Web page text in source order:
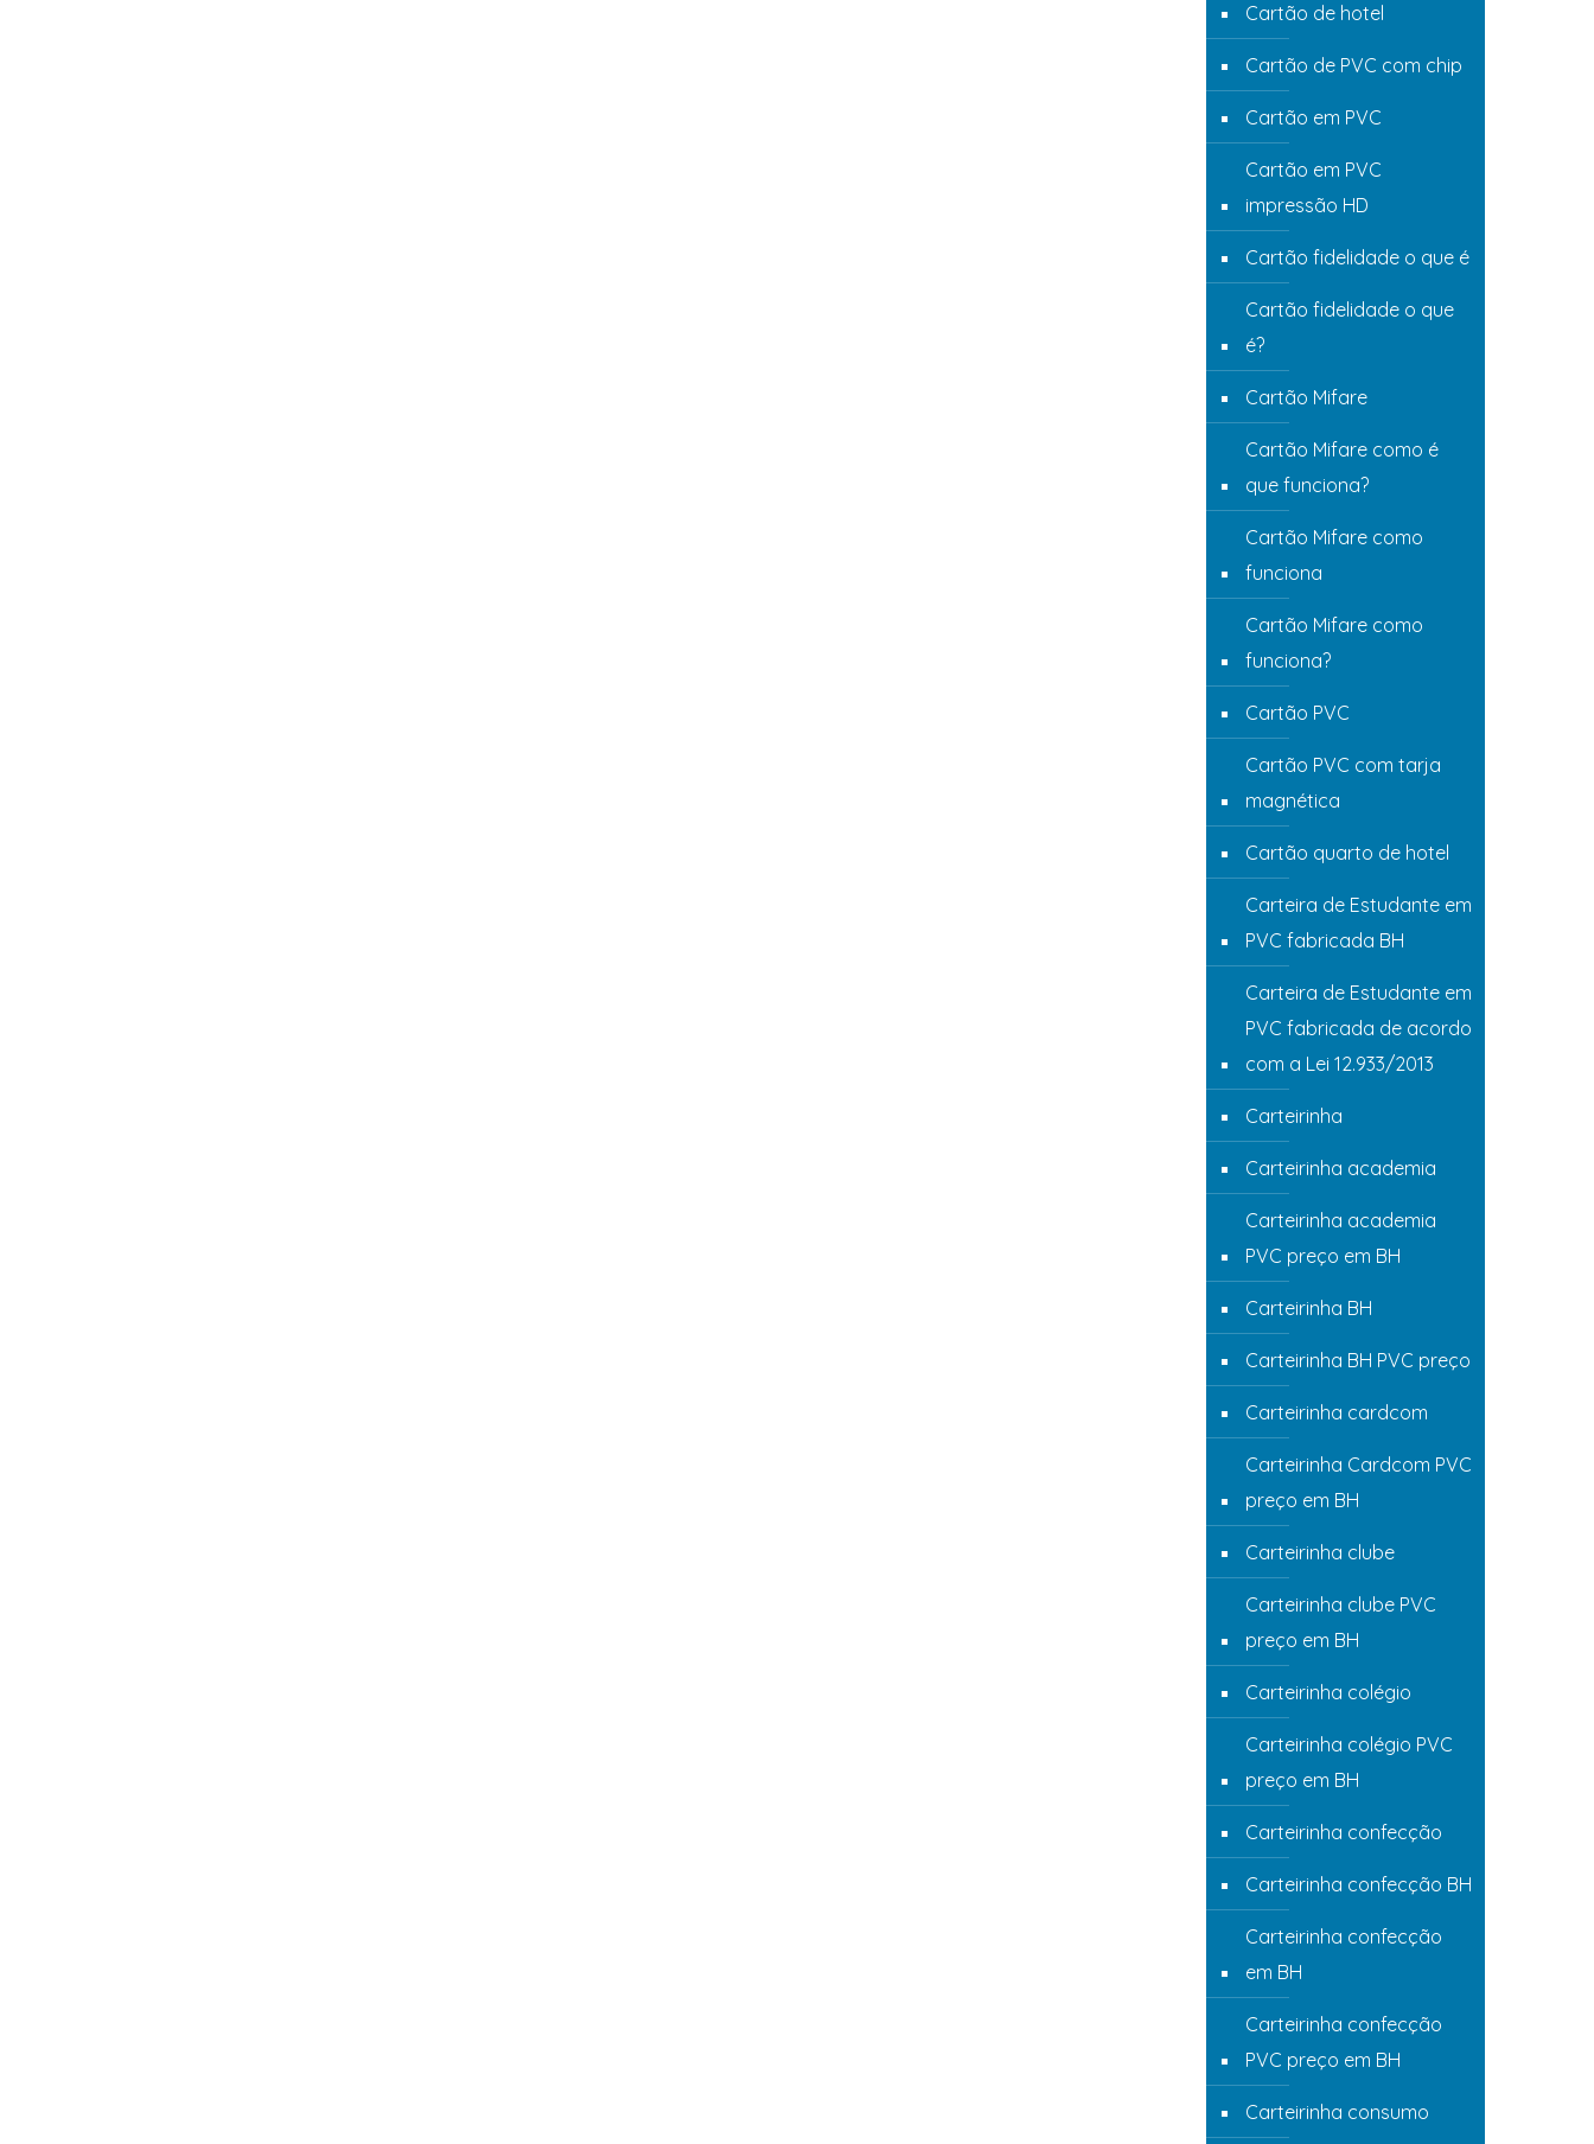
Cartão de hotel
Cartão de PVC com chip
Cartão em PVC
Cartão em PVC
impressão HD
Cartão fidelidade o que é
Cartão fidelidade o que
é?
Cartão Mifare
Cartão Mifare como é
que funciona?
Cartão Mifare como
funciona
Cartão Mifare como
funciona?
Cartão PVC
Cartão PVC com tarja
magnética
Cartão quarto de hotel
Carteira de Estudante em
PVC fabricada BH
Carteira de Estudante em
PVC fabricada de acordo
com a Lei 12.933/2013
Carteirinha
Carteirinha academia
Carteirinha academia
PVC preço em BH
Carteirinha BH
Carteirinha BH PVC preço
Carteirinha cardcom
Carteirinha Cardcom PVC
preço em BH
Carteirinha clube
Carteirinha clube PVC
preço em BH
Carteirinha colégio
Carteirinha colégio PVC
preço em BH
Carteirinha confecção
Carteirinha confecção BH
Carteirinha confecção
em BH
Carteirinha confecção
PVC preço em BH
Carteirinha consumo